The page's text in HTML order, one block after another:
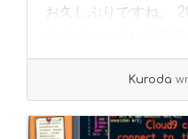
お久しぶりですね。
なぁと感じいます。
完了していますか。
Kuroda